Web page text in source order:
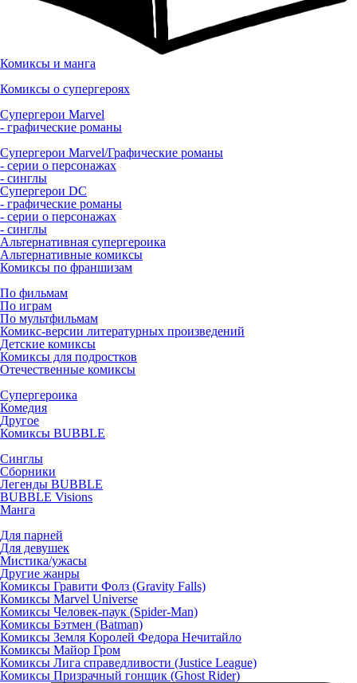
Комиксы и манга
Комиксы о супергероях
Супергерои Marvel
- графические романы
Супергерои Marvel/Графические романы
- серии о персонажах
- синглы
Супергерои DC
- графические романы
- серии о персонажах
- синглы
Альтернативная супергероика
Альтернативные комиксы
Комиксы по франшизам
По фильмам
По играм
По мультфильмам
Комикс-версии литературных произведений
Детские комиксы
Комиксы для подростков
Отечественные комиксы
Супергероика
Комедия
Другое
Комиксы BUBBLE
Синглы
Сборники
Легенды BUBBLE
BUBBLE Visions
Манга
Для парней
Для девушек
Мистика/ужасы
Другие жанры
Комиксы Гравити Фолз (Gravity Falls)
Комиксы Marvel Universe
Комиксы Человек-паук (Spider-Man)
Комиксы Бэтмен (Batman)
Комиксы Земля Королей Федора Нечитайло
Комиксы Майор Гром
Комиксы Лига справедливости (Justice League)
Комиксы Призрачный гонщик (Ghost Rider)